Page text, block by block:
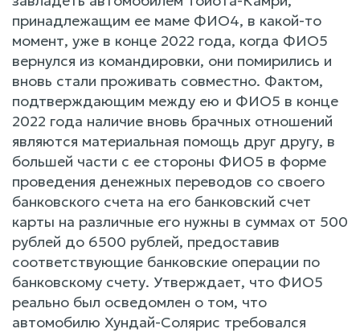
принадлежащим ее маме ФИО4, в какой-то
момент, уже в конце 2022 года, когда ФИО5
вернулся из командировки, они помирились и
вновь стали проживать совместно. Фактом,
подтверждающим между ею и ФИО5 в конце
2022 года наличие вновь брачных отношений
являются материальная помощь друг другу, в
большей части с ее стороны ФИО5 в форме
проведения денежных переводов со своего
банковского счета на его банковский счет
карты на различные его нужны в суммах от 500
рублей до 6500 рублей, предоставив
соответствующие банковские операции по
банковскому счету. Утверждает, что ФИО5
реально был осведомлен о том, что
автомобилю Хундай-Солярис требовался